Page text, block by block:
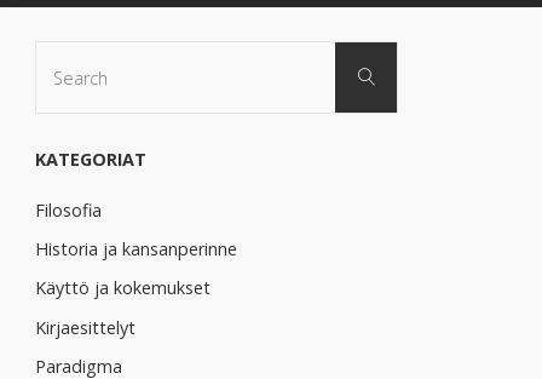
Search
KATEGORIAT
Filosofia
Historia ja kansanperinne
Käyttö ja kokemukset
Kirjaesittelyt
Paradigma